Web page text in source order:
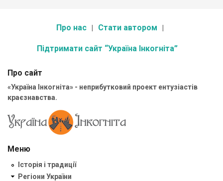
Про нас Стати автором
Підтримати сайт “Україна Інкогніта”
Про сайт
«Україна Інкогніта» - неприбутковий проект ентузіастів
краєзнавства.
Меню
Історія і традиції
Регіони України